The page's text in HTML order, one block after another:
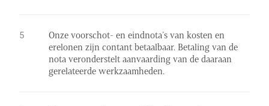
Onze voorschot- en eindnota’s van kosten en
erelonen zijn contant betaalbaar. Betaling van de
nota veronderstelt aanvaarding van de daaraan
gerelateerde werkzaamheden.